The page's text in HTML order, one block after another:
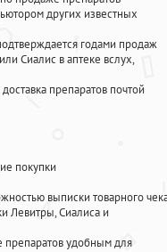
других известных
годами продаж
Сиалис в аптеке вслух,
препаратов почтой
покупки
выписки товарного
Левитры, Сиалиса и
препаратов удобным для